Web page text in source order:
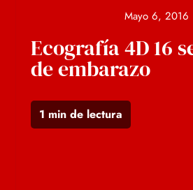
Mayo 6, 2016
Ecografía 4D 16
de embarazo
1 min de lectura